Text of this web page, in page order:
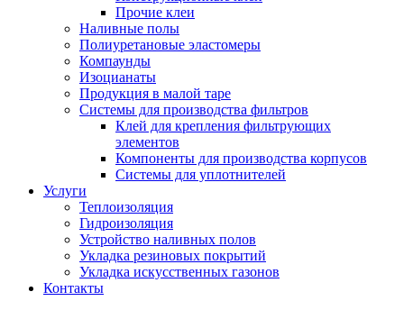
Прочие клеи
Наливные полы
Полиуретановые эластомеры
Компаунды
Изоцианаты
Продукция в малой таре
Системы для производства фильтров
Клей для крепления фильтрующих
элементов
Компоненты для производства корпусов
Системы для уплотнителей
Услуги
Теплоизоляция
Гидроизоляция
Устройство наливных полов
Укладка резиновых покрытий
Укладка искусственных газонов
Контакты